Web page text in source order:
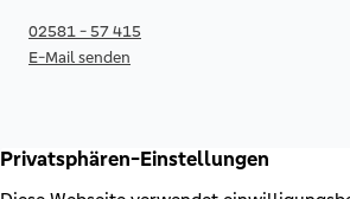
02581 - 57 415
E-Mail senden
RECHTLICHES & KONTAKT